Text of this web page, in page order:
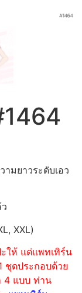
มยาวระดับเอว
XXL)
ให้ แต่แพทเทิร์น
ชุดประกอบด้วย
4 แบบ ท่าน